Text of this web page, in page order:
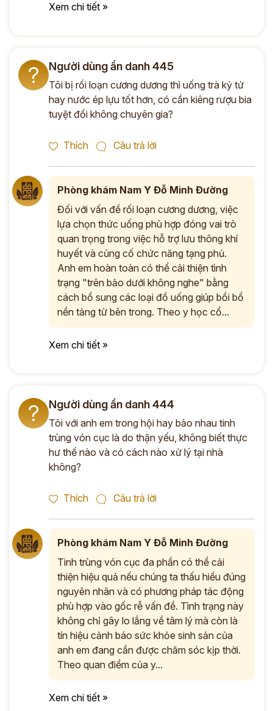
Xem chi tiết »
? Người dùng ẩn danh 445
Tôi bị rối loạn cương dương thì uống trà kỷ tử
hay nước ép lựu tốt hơn, có cần kiêng rượu bia
tuyệt đối không chuyên gia?
Thích Câu trả lời
Phòng khám Nam Y Đỗ Minh Đường
Đối với vấn đề rối loạn cương dương, việc
lựa chọn thức uống phù hợp đóng vai trò
quan trọng trong việc hỗ trợ lưu thông khí
huyết và củng cố chức năng tạng phủ.
Anh em hoàn toàn có thể cải thiện tình
trạng "trên bảo dưới không nghe" bằng
cách bổ sung các loại đồ uống giúp bồi bổ
nền tảng từ bên trong. Theo y học cổ...
Xem chi tiết »
? Người dùng ẩn danh 444
Tôi với anh em trong hội hay bảo nhau tinh
trùng vón cục là do thận yếu, không biết thực
hư thế nào và có cách nào xử lý tại nhà
không?
Thích Câu trả lời
Phòng khám Nam Y Đỗ Minh Đường
Tinh trùng vón cục đa phần có thể cải
thiện hiệu quả nếu chúng ta thấu hiểu đúng
nguyên nhân và có phương pháp tác động
phù hợp vào gốc rễ vấn đề. Tình trạng này
không chỉ gây lo lắng về tâm lý mà còn là
tín hiệu cảnh báo sức khỏe sinh sản của
anh em đang cần được chăm sóc kịp thời.
Theo quan điểm của y...
Xem chi tiết »